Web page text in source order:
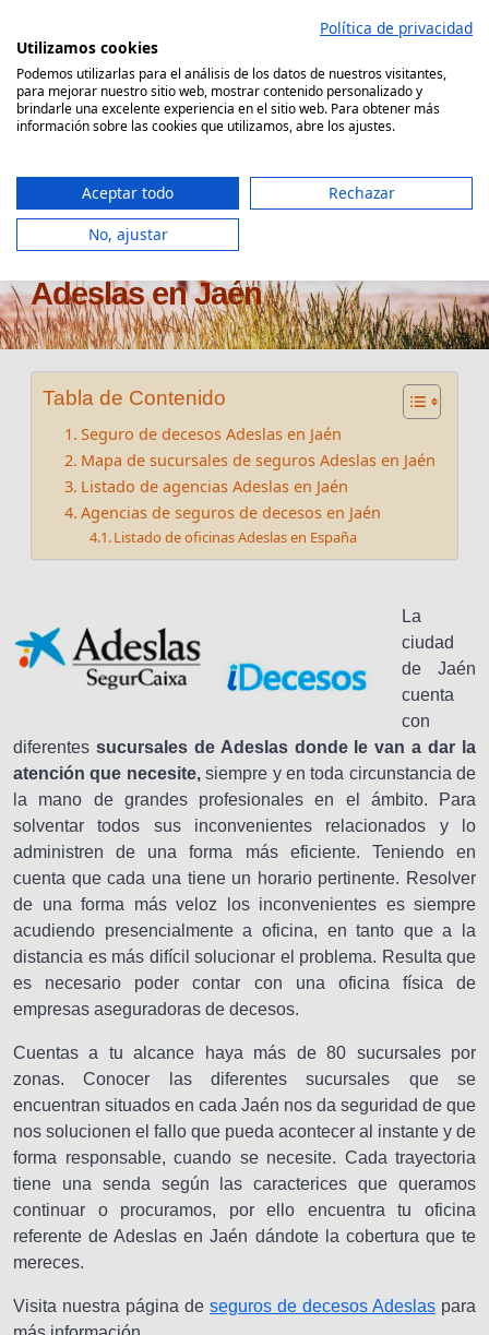
contenido
Comparador Seguro Decesos
Oficinas seguros de decesos
Adeslas en Jaén
Tabla de Contenido
Seguro de decesos Adeslas en Jaén
Mapa de sucursales de seguros Adeslas en Jaén
Listado de agencias Adeslas en Jaén
Agencias de seguros de decesos en Jaén
Listado de oficinas Adeslas en España
La
ciudad
de Jaén
cuenta
con
diferentes sucursales de Adeslas donde le van a dar la
atención que necesite,siempre y en toda circunstancia de
la mano de grandes profesionales en el ámbito. Para
solventar todos sus inconvenientes relacionados y lo
administren de una forma más eficiente. Teniendo en
cuenta que cada una tiene un horario pertinente. Resolver
de una forma más veloz los inconvenientes es siempre
acudiendo presencialmente a oficina, en tanto que a la
distancia es más difícil solucionar el problema. Resulta que
es necesario poder contar con una oficina física de
empresas aseguradoras de decesos.
Cuentas a tu alcance haya más de 80 sucursales por
zonas. Conocer las diferentes sucursales que se
encuentran situados en cada Jaén nos da seguridad de que
nos solucionen el fallo que pueda acontecer al instante y de
forma responsable, cuando se necesite. Cada trayectoria
tiene una senda según las caracterices que queramos
continuar o procuramos, por ello encuentra tu oficina
referente de Adeslas en Jaén dándote la cobertura que te
mereces.
Visita nuestra página de seguros de decesos Adeslas para
Política de privacidad
Utilizamos cookies
Podemos utilizarlas para el análisis de los datos de nuestros visitantes,
para mejorar nuestro sitio web, mostrar contenido personalizado y
brindarle una excelente experiencia en el sitio web. Para obtener más
información sobre las cookies que utilizamos, abre los ajustes.
Aceptar todo
Rechazar
No, ajustar